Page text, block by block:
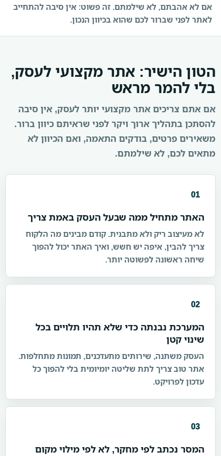
אם לא אהבתם, לא שילמתם. זה פשוט: אין סיבה להתחייב
לאתר לפני שברור לכם שהוא בכיוון הנכון.
הטון הישיר: אתר מקצועי לעסק,
בלי להמר מראש
אם אתם צריכים אתר מקצועי יותר לעסק, אין סיבה
להסתכן בתהליך ארוך ויקר לפני שראיתם כיוון ברור.
משאירים פרטים, בודקים התאמה, ואם הכיוון לא
מתאים לכם, לא שילמתם.
01
האתר מתחיל ממה שבעל העסק באמת צריך
לא מעיצוב ריק ולא מתבנית. קודם מבינים מה הלקוח
צריך להבין, איפה יש חשש, ואיך האתר יכול להפוך
שיחה ראשונה לפשוטה יותר.
02
המערכת נבנתה כדי שלא תהיו תלויים בכל
שינוי קטן
העסק משתנה, שירותים מתעדכנים, תמונות מתחלפות.
אתר טוב צריך לתת שליטה יומיומית בלי להפוך כל
עדכון לפרויקט.
03
המסר נכתב לפי מחקר, לא לפי מילוי מקום